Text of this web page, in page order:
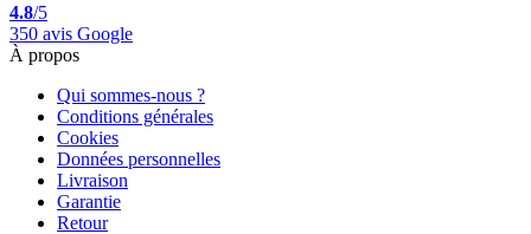
4.8/5
350 avis Google
À propos
Qui sommes-nous ?
Conditions générales
Cookies
Données personnelles
Livraison
Garantie
Retour